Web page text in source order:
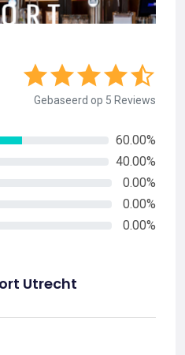
Gebaseerd op 5 Reviews
60.00%
40.00%
0.00%
0.00%
0.00%
Utrecht